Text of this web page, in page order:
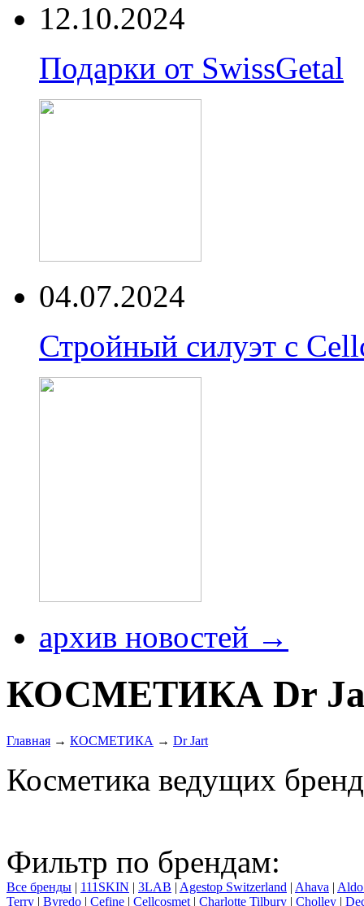
12.10.2024
Подарки от SwissGetal
04.07.2024
Стройный силуэт с
архив новостей →
КОСМЕТИКА Dr
Главная → КОСМЕТИКА → Dr Jart
Косметика ведущих
Фильтр по брендам:
Все бренды | 111SKIN | 3LAB | Agestop Switzerland | Ahava |
Terry | Byredo | Cefine | Cellcosmet | Charlotte Tilbury | Cholley |